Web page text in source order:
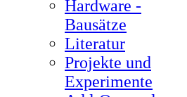
Hardware -
Bausätze
Literatur
Projekte und
Experimente